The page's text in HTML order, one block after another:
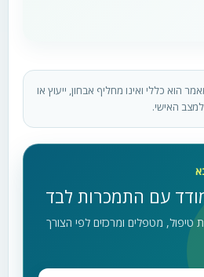
הוא כללי ואינו מחליף אבחון, ייעוץ או
האישי.
עם התמכרות לבד
טיפול, מטפלים ומרכזים לפי הצורך